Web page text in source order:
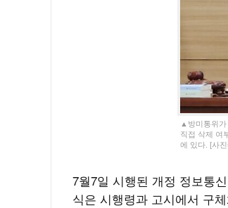
▲방미통위가
직접 삭제 여
에 있다. [사
7월7일 시행된 개정 정보통
식은 시행령과 고시에서 구